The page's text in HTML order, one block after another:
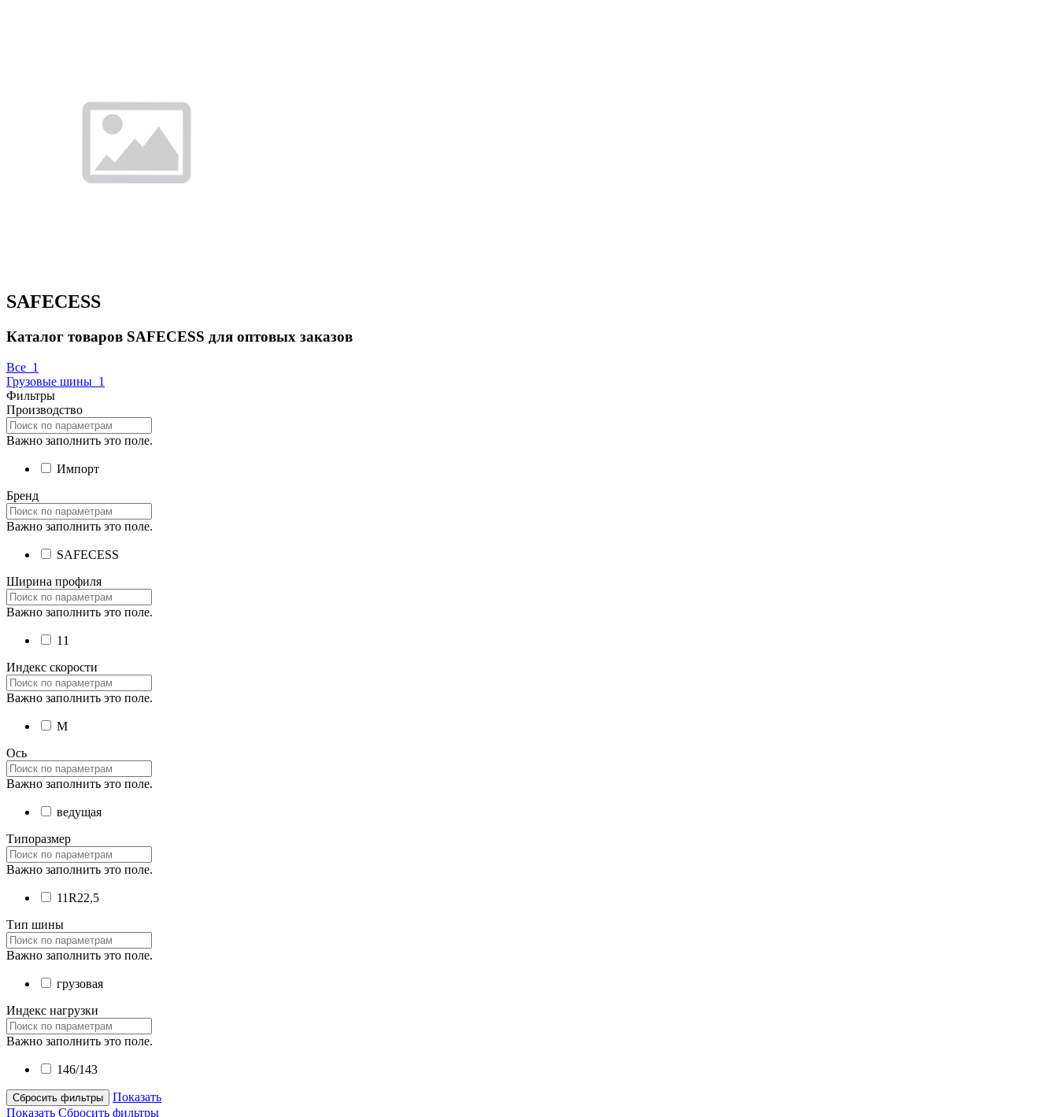
SAFECESS
Каталог товаров SAFECESS для оптовых заказов
Все 1
Грузовые шины 1
Фильтры
Производство
Важно заполнить это поле.
Импорт
Бренд
Важно заполнить это поле.
SAFECESS
Ширина профиля
Важно заполнить это поле.
11
Индекс скорости
Важно заполнить это поле.
M
Ось
Важно заполнить это поле.
ведущая
Типоразмер
Важно заполнить это поле.
11R22,5
Тип шины
Важно заполнить это поле.
грузовая
Индекс нагрузки
Важно заполнить это поле.
146/143
Сбросить фильтры
Показать
Показать Сбросить фильтры